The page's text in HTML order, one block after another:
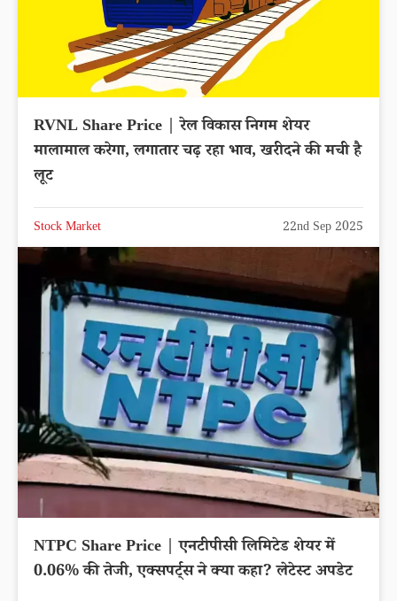
RVNL Share Price | रेल विकास निगम शेयर
मालामाल करेगा, लगातार चढ़ रहा भाव, खरीदने की मची है
लूट
Stock Market 22nd Sep 2025
NTPC Share Price | एनटीपीसी लिमिटेड शेयर में
0.06% की तेजी, एक्सपर्ट्स ने क्या कहा? लेटेस्ट अपडेट